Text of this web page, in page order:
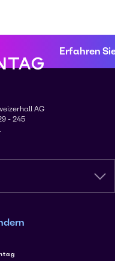
Erfahren
AG
- 245